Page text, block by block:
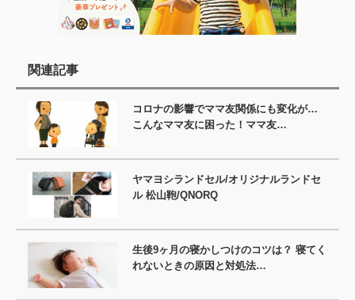
関連記事
コロナの影響でママ友関係にも変化が…
こんなママ友に困った！ママ友…
ヤマヨシランドセル/オリジナルランドセ
ル 松山鞄/QNORQ
生後9ヶ月の寝かしつけのコツは？ 寝てく
れないときの原因と対処法…